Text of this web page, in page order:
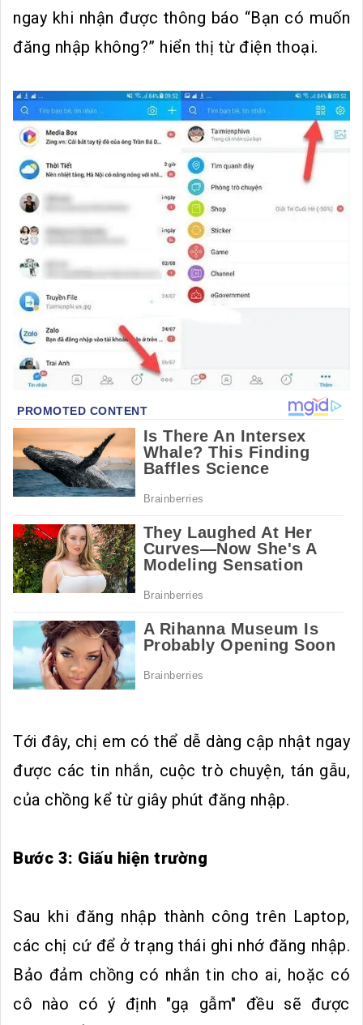
ngay khi nhận được thông báo “Bạn có muốn
đăng nhập không?” hiển thị từ điện thoại.
Tới đây, chị em có thể dễ dàng cập nhật ngay
được các tin nhắn, cuộc trò chuyện, tán gẫu,
của chồng kể từ giây phút đăng nhập.
Bước 3: Giấu hiện trường
Sau khi đăng nhập thành công trên Laptop,
các chị cứ để ở trạng thái ghi nhớ đăng nhập.
Bảo đảm chồng có nhắn tin cho ai, hoặc có
cô nào có ý định "gạ gẫm" đều sẽ được